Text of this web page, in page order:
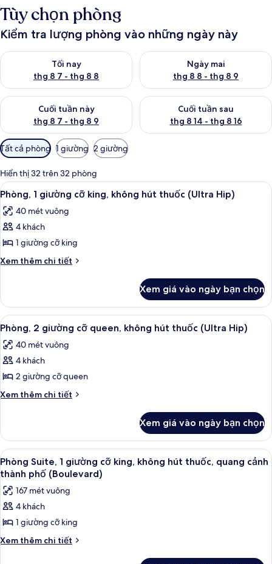
Tùy chọn phòng
Kiểm tra lượng phòng vào những ngày này
Tối nay
thg 8 7 - thg 8 8
Kiểm tra lượng phòng tối nay từ thg 8 7 - thg 8 8
Ngày mai
thg 8 8 - thg 8 9
Kiểm tra lượng phòng ngày
Cuối tuần này
thg 8 7 - thg 8 9
Kiểm tra lượng phòng cuối tuần này từ thg 8 7 - thg 8 9
Cuối tuần sau
thg 8 14 - thg 8 16
Kiểm tra lượng phòng cuối
Bộ
lọc
có
thể
dùng
để
lọc
tìm
phòng
Tất cả phòng 1 giường 2 giường
Hiển thị 32 trên 32 phòng
Xem
tất
cả
ảnh
Phòng,
1
king,
không
hút
thuốc
(Ultra
Hip)
Bộ đồ giường cao cấp, két bảo mật
5
Phòng, 1 giường cỡ king, không hút thuốc (Ultra Hip)
40 mét vuông
4 khách
1 giường cỡ king
Xem thêm chi tiết
Chi
Phòng,
giường
king,
không
thuốc
(Ultra
Hip)
Xem giá vào ngày bạn chọn
Xem
tất
cả
ảnh
Phòng,
2
queen,
không
hút
thuốc
(Ultra
Hip)
Bộ đồ giường cao cấp, két bảo mật
6
Phòng, 2 giường cỡ queen, không hút thuốc (Ultra Hip)
40 mét vuông
4 khách
2 giường cỡ queen
Xem thêm chi tiết
Chi
Phòng,
giường
cỡ
không
hút
(Ultra
Hip)
Xem giá vào ngày bạn chọn
Xem
tất
cả
ảnh
Phòng
Suite,
1
Phòng Suite, 1 giường cỡ king,
6
Phòng Suite, 1 giường cỡ king, không hút thuốc, quang cảnh
thành phố (Boulevard)
167 mét vuông
4 khách
1 giường cỡ king
Xem thêm chi tiết
Chi